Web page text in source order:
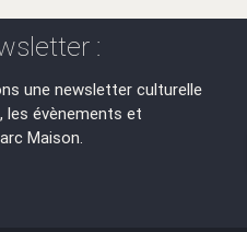
:
une newsletter culturelle
les évènements et
Maison.